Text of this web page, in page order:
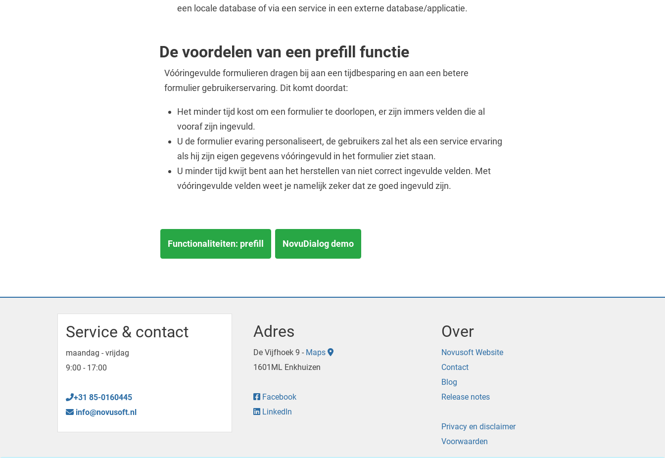
een locale database of via een service in een externe database/applicatie.
De voordelen van een prefill functie
Vóóringevulde formulieren dragen bij aan een tijdbesparing en aan een betere
formulier gebruikerservaring. Dit komt doordat:
Het minder tijd kost om een formulier te doorlopen, er zijn immers velden die al
vooraf zijn ingevuld.
U de formulier evaring personaliseert, de gebruikers zal het als een service ervaring
als hij zijn eigen gegevens vóóringevuld in het formulier ziet staan.
U minder tijd kwijt bent aan het herstellen van niet correct ingevulde velden. Met
vóóringevulde velden weet je namelijk zeker dat ze goed ingevuld zijn.
Functionaliteiten: prefill NovuDialog demo
Service & contact
maandag - vrijdag
9:00 - 17:00
+31 85-0160445
info@novusoft.nl
Adres
De Vijfhoek 9 - Maps
1601ML Enkhuizen
Facebook
LinkedIn
Over
Novusoft Website
Contact
Blog
Release notes
Privacy en disclaimer
Voorwaarden